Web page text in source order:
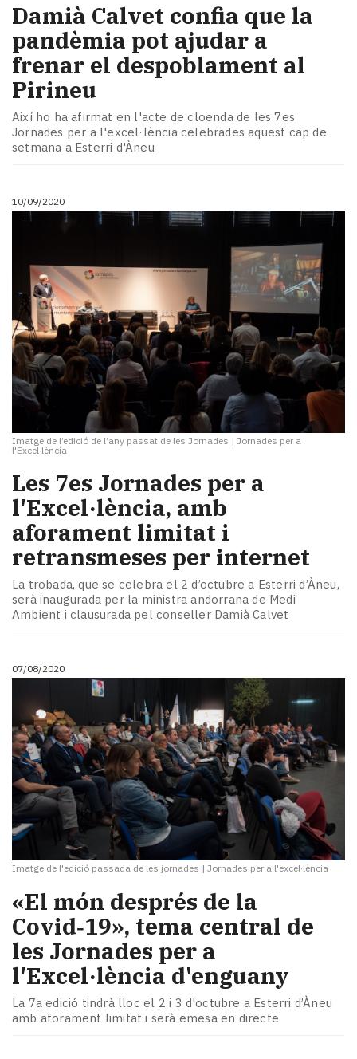
Damià Calvet confia que la
pandèmia pot ajudar a
frenar el despoblament al
Pirineu
Així ho ha afirmat en l'acte de cloenda de les 7es
Jornades per a l'excel·lència celebrades aquest cap de
setmana a Esterri d'Àneu
10/09/2020
Imatge de l’edició de l’any passat de les Jornades | Jornades per a
l'Excel·lència
​Les 7es Jornades per a
l'Excel·lència, amb
aforament limitat i
retransmeses per internet
La trobada, que se celebra el 2 d’octubre a Esterri d’Àneu,
serà inaugurada per la ministra andorrana de Medi
Ambient i clausurada pel conseller Damià Calvet
07/08/2020
Imatge de l'edició passada de les jornades | Jornades per a l'excel·lència
«El món després de la
Covid‑19», tema central de
les Jornades per a
l'Excel·lència d'enguany
La 7a edició tindrà lloc el 2 i 3 d'octubre a Esterri d’Àneu
amb aforament limitat i serà emesa en directe